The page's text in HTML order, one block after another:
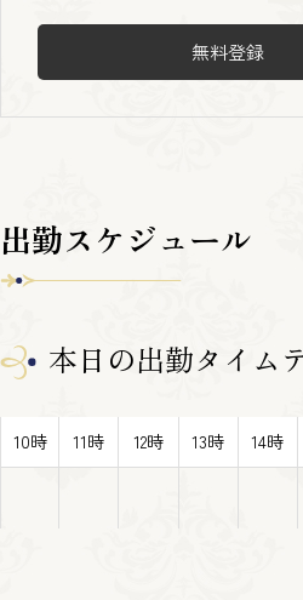
無料登録
出勤スケジュール
本日の出勤タイム
10時 11時 12時 13時 14時